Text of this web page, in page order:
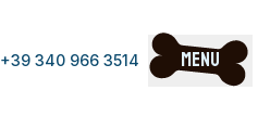
+39 340 966 3514 Menu